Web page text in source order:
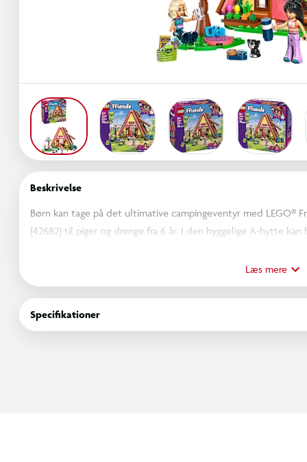
Beskrivelse
Børn kan tage på det ultimative campingeventyr med LEGO®
(42682) til piger og drenge fra 6 år. I den hyggelige A-hytte
Legesættet byder på en masse inspiration til historiefortælling
mountainbike og hjelm, senge til alle figurerne, et lille køkken
drikkevarer og kæledyrsfoder til glampingturen samt en
telefon med kort.
Læs mere
Specifikationer